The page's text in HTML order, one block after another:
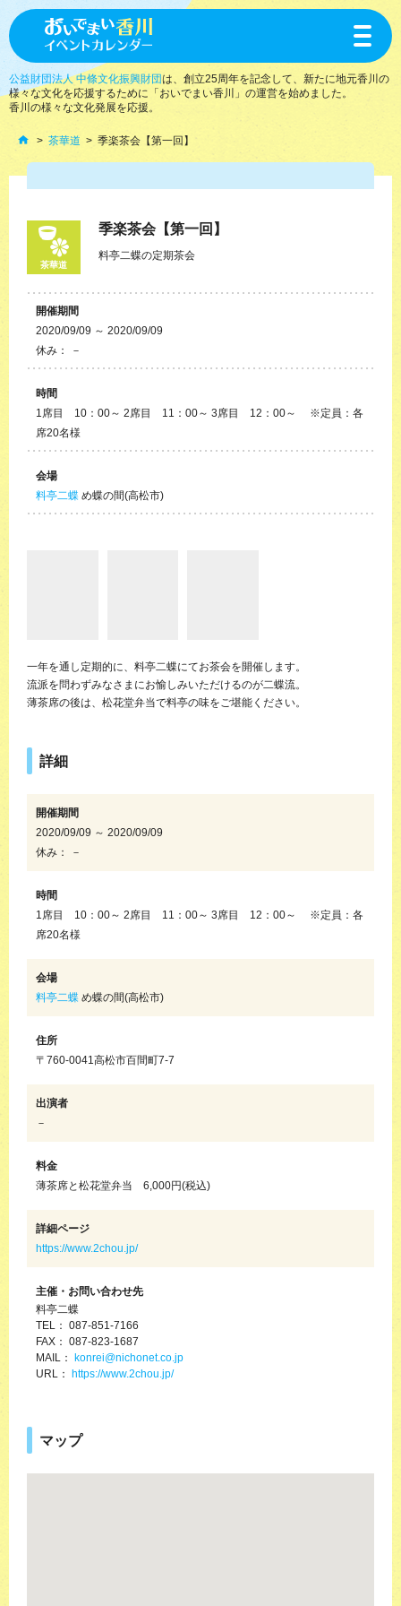
toggle
公益財団法人 中條文化振興財団は、創立25周年を記念して、新たに地元香川の
様々な文化を応援するために「おいでまい香川」の運営を始めました。
香川の様々な文化発展を応援。
茶華道 季楽茶会【第一回】
茶華道
季楽茶会【第一回】
料亭二蝶の定期茶会
開催期間
2020/09/09 ～ 2020/09/09
休み： －
時間
1席目 10：00～ 2席目 11：00～ 3席目 12：00～ ※定員：各
席20名様
会場
料亭二蝶 め蝶の間(高松市)
一年を通し定期的に、料亭二蝶にてお茶会を開催します。
流派を問わずみなさまにお愉しみいただけるのが二蝶流。
薄茶席の後は、松花堂弁当で料亭の味をご堪能ください。
詳細
開催期間
2020/09/09 ～ 2020/09/09
休み： －
時間
1席目 10：00～ 2席目 11：00～ 3席目 12：00～ ※定員：各
席20名様
会場
料亭二蝶 め蝶の間(高松市)
住所
〒760-0041高松市百間町7-7
出演者
－
料金
薄茶席と松花堂弁当 6,000円(税込)
詳細ページ
https://www.2chou.jp/
主催・お問い合わせ先
料亭二蝶
TEL： 087-851-7166
FAX： 087-823-1687
MAIL： konrei@nichonet.co.jp
URL： https://www.2chou.jp/
マップ